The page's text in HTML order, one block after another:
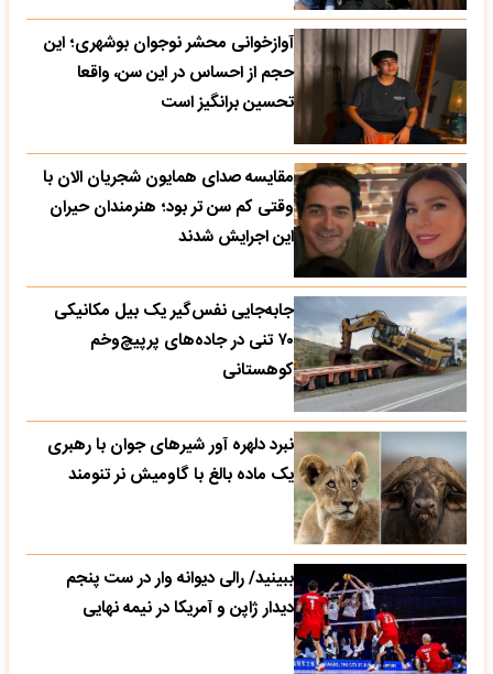
آوازخوانی محشر نوجوان بوشهری؛ این
حجم از احساس در این سن، واقعا
تحسین‌ برانگیز است
مقایسه صدای همایون شجریان الان با
وقتی کم سن تر بود؛ هنرمندان حیران
این اجرایش شدند
جابه‌جایی نفس‌گیر یک بیل مکانیکی
۷۰ تنی در جاده‌های پرپیچ‌وخم
کوهستانی
نبرد دلهره آور شیرهای جوان با رهبری
یک ماده بالغ با گاومیش نر تنومند
ببینید/ رالی دیوانه وار در ست پنجم
دیدار ژاپن و آمریکا در نیمه نهایی